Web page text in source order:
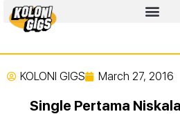
KOLONI GIGS March 27, 2016
Single Pertama